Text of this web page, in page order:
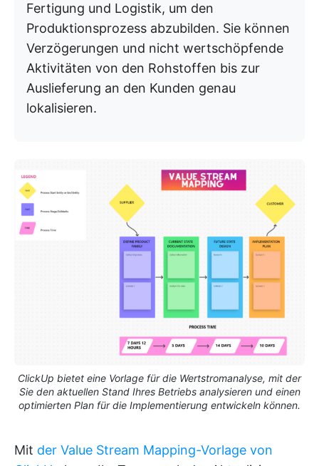
Fertigung und Logistik, um den
Produktionsprozess abzubilden. Sie können
Verzögerungen und nicht wertschöpfende
Aktivitäten von den Rohstoffen bis zur
Auslieferung an den Kunden genau
lokalisieren.
ClickUp bietet eine Vorlage für die Wertstromanalyse, mit der
Sie den aktuellen Stand Ihres Betriebs analysieren und einen
optimierten Plan für die Implementierung entwickeln können.
Mit der Value Stream Mapping-Vorlage von